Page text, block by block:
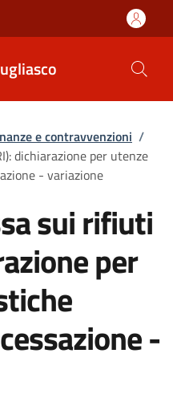
e contravvenzioni /
dichiarazione per utenze
- variazione
sui rifiuti
per
-